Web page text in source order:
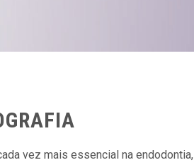
vez mais essencial na endodontia,